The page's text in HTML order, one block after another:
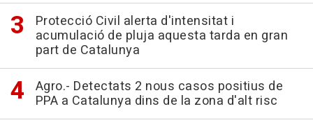
Protecció Civil alerta d'intensitat i
acumulació de pluja aquesta tarda en gran
part de Catalunya
Agro.- Detectats 2 nous casos positius de
PPA a Catalunya dins de la zona d'alt risc